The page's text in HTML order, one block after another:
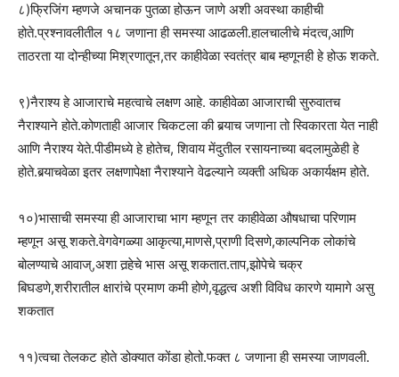
८)फ्रिजिंग म्हणजे अचानक पुतळा होऊन जाणे अशी अवस्था काहीची
होते.प्रश्नावलीतील १८ जणाना ही समस्या आढळली.हालचालीचे मंदत्व,आणि
ताठरता या दोन्हीच्या मिश्रणातून,तर काहीवेळा स्वतंत्र बाब म्हणूनही हे होऊ शकते.
९)नैराश्य हे आजाराचे महत्वाचे लक्षण आहे. काहीवेळा आजाराची सुरुवातच
नैराश्याने होते.कोणताही आजार चिकटला की बर्‍याच जणाना तो स्विकारता येत नाही
आणि नैराश्य येते.पीडीमध्ये हे होतेच, शिवाय मेंदुतील रसायनाच्या बदलामुळेही हे
होते.बर्‍याचवेळा इतर लक्षणापेक्षा नैराश्याने वेढल्याने व्यक्ती अधिक अकार्यक्षम होते.
१०)भासाची समस्या ही आजाराचा भाग म्हणून तर काहीवेळा औषधाचा परिणाम
म्हणून असू शकते.वेगवेगळ्या आकृत्या,माणसे,प्राणी दिसणे,काल्पनिक लोकांचे
बोलण्याचे आवाज्,अशा तर्‍हेचे भास असू शकतात.ताप,झोपेचे चक्र
बिघडणे,शरीरातील क्षारांचे प्रमाण कमी होणे,वृद्धत्व अशी विविध कारणे यामागे असु
शकतात
११)त्वचा तेलकट होते डोक्यात कोंडा होतो.फक्त ८ जणाना ही समस्या जाणवली.